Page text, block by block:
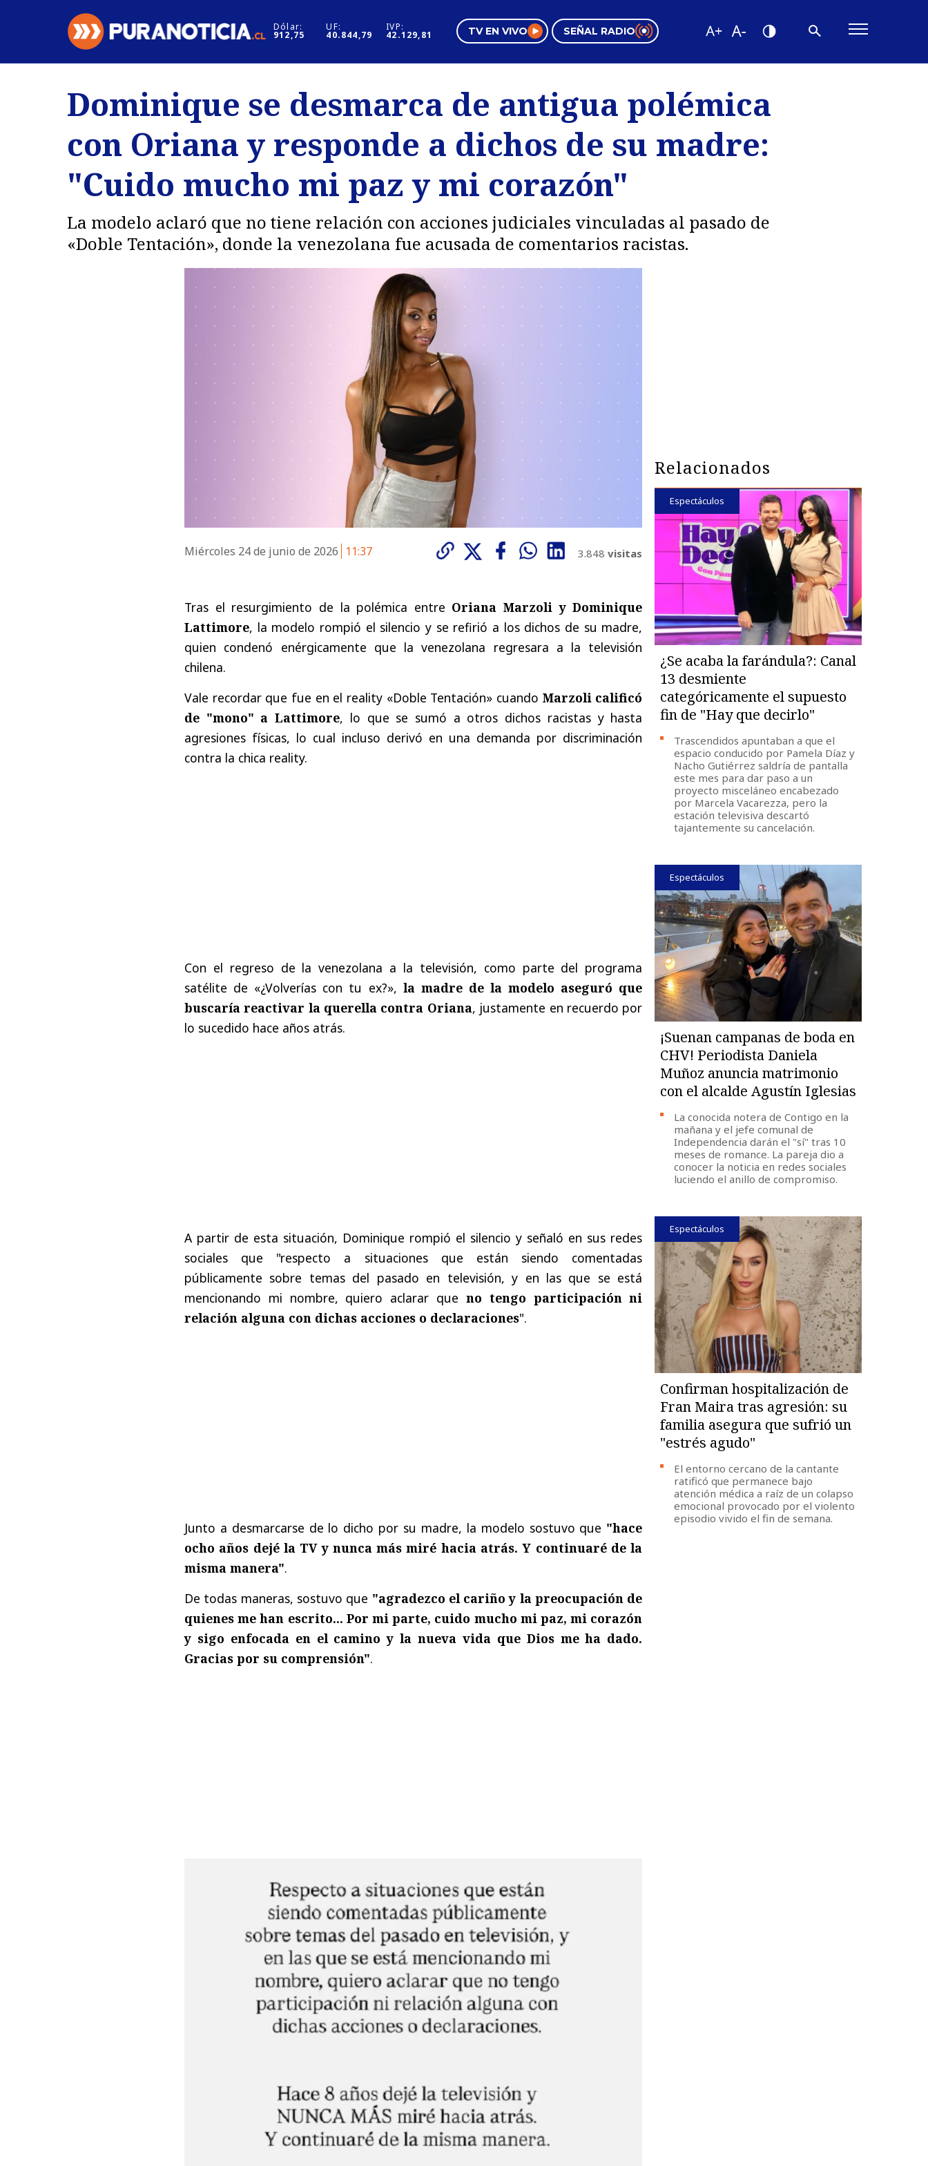
Dólar:
912,75
UF:
40.844,79
IVP:
42.129,81 TV EN VIVO SEÑAL RADIO
Regiones
Deportes
Internacional
Motores
Negocios
Pura Mujer
Tendencias
Videos
Dominique se desmarca de antigua polémica
con Oriana y responde a dichos de su madre:
"Cuido mucho mi paz y mi corazón"
La modelo aclaró que no tiene relación con acciones judiciales vinculadas al pasado de
«Doble Tentación», donde la venezolana fue acusada de comentarios racistas.
Miércoles 24 de junio de 2026 11:37 3.848 visitas
Tras el resurgimiento de la polémica entre Oriana Marzoli y Dominique
Lattimore, la modelo rompió el silencio y se refirió a los dichos de su madre,
quien condenó enérgicamente que la venezolana regresara a la televisión
chilena.
Vale recordar que fue en el reality «Doble Tentación» cuando Marzoli calificó
de "mono" a Lattimore, lo que se sumó a otros dichos racistas y hasta
agresiones físicas, lo cual incluso derivó en una demanda por discriminación
contra la chica reality.
Con el regreso de la venezolana a la televisión, como parte del programa
satélite de «¿Volverías con tu ex?», la madre de la modelo aseguró que
buscaría reactivar la querella contra Oriana, justamente en recuerdo por
lo sucedido hace años atrás.
A partir de esta situación, Dominique rompió el silencio y señaló en sus redes
sociales que "respecto a situaciones que están siendo comentadas
públicamente sobre temas del pasado en televisión, y en las que se está
mencionando mi nombre, quiero aclarar que no tengo participación ni
relación alguna con dichas acciones o declaraciones".
Junto a desmarcarse de lo dicho por su madre, la modelo sostuvo que "hace
ocho años dejé la TV y nunca más miré hacia atrás. Y continuaré de la
misma manera".
De todas maneras, sostuvo que "agradezco el cariño y la preocupación de
quienes me han escrito... Por mi parte, cuido mucho mi paz, mi corazón
y sigo enfocada en el camino y la nueva vida que Dios me ha dado.
Gracias por su comprensión".
Relacionados
Espectáculos
¿Se acaba la farándula?: Canal
13 desmiente
categóricamente el supuesto
fin de "Hay que decirlo"
Trascendidos apuntaban a que el
espacio conducido por Pamela Díaz y
Nacho Gutiérrez saldría de pantalla
este mes para dar paso a un
proyecto misceláneo encabezado
por Marcela Vacarezza, pero la
estación televisiva descartó
tajantemente su cancelación.
Espectáculos
¡Suenan campanas de boda en
CHV! Periodista Daniela
Muñoz anuncia matrimonio
con el alcalde Agustín Iglesias
La conocida notera de Contigo en la
mañana y el jefe comunal de
Independencia darán el "sí" tras 10
meses de romance. La pareja dio a
conocer la noticia en redes sociales
luciendo el anillo de compromiso.
Espectáculos
Confirman hospitalización de
Fran Maira tras agresión: su
familia asegura que sufrió un
"estrés agudo"
El entorno cercano de la cantante
ratificó que permanece bajo
atención médica a raíz de un colapso
emocional provocado por el violento
episodio vivido el fin de semana.